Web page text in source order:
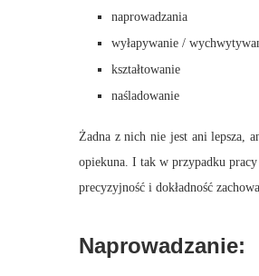
naprowadzania
wyłapywanie /
kształtowanie
naśladowanie
Żadna z nich nie jest ani lepsza,
opiekuna. I tak w przypadku pracy
precyzyjność i dokładność
Naprowadzanie: